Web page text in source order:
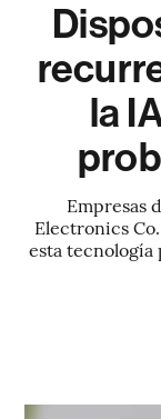
la
Empresas
Electronics
esta